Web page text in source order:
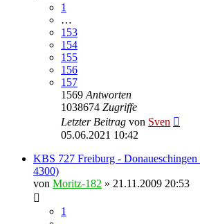
1
…
153
154
155
156
157
1569 Antworten
1038674 Zugriffe
Letzter Beitrag von Sven
05.06.2021 10:42
KBS 727 Freiburg -
4300)
von Moritz-182 » 21.11.2009 20:53
1